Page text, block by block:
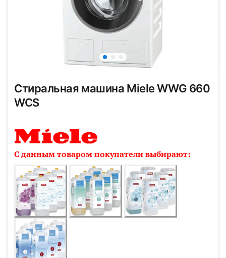
Стиральная машина Miele WWG 660
WCS
С данным товаром покупатели выбирают: